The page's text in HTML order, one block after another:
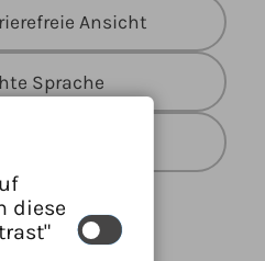
Ansicht
Sprache
diese